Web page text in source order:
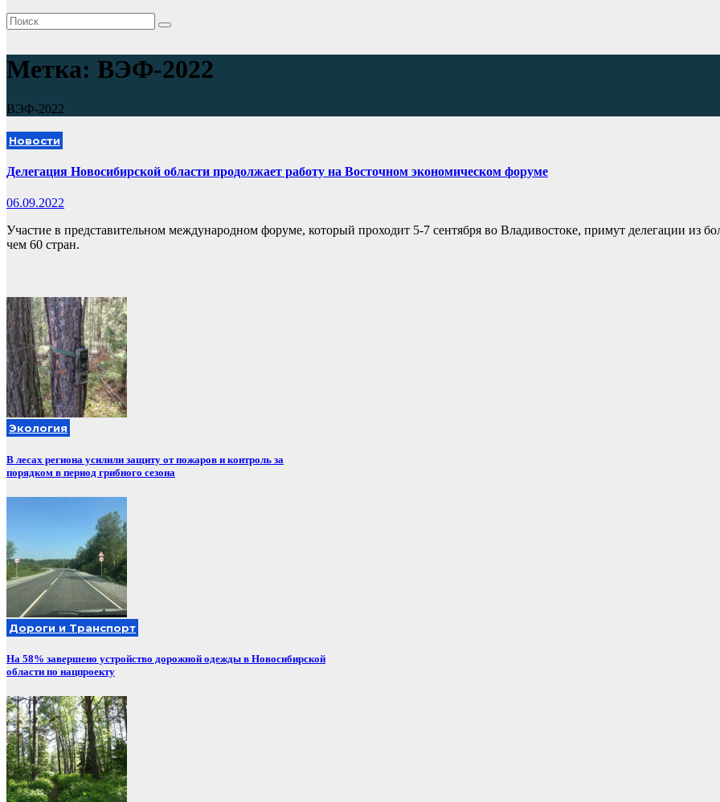
Метка: ВЭФ-2022
ВЭФ-2022
Новости
Делегация Новосибирской области продолжает работу на Восточном экономическом форуме
06.09.2022
Участие в представительном международном форуме, который проходит 5-7 сентября во Владивостоке, примут делегации из
чем 60 стран.
Экология
В лесах региона усилили защиту от пожаров и контроль за
порядком в период грибного сезона
Дороги и Транспорт
На 58% завершено устройство дорожной одежды в Новосибирской
области по нацпроекту